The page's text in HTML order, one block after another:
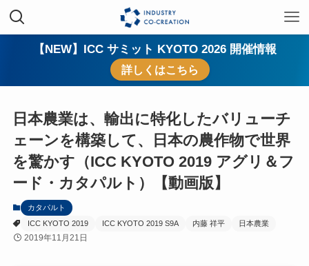
【NEW】ICC サミット KYOTO 2026 開催情報
詳しくはこちら
日本農業は、輸出に特化したバリューチ
ェーンを構築して、日本の農作物で世界
を驚かす（ICC KYOTO 2019 アグリ＆フ
ード・カタパルト）【動画版】
カタパルト
ICC KYOTO 2019
ICC KYOTO 2019 S9A 内藤 祥平 日本農業
2019年11月21日